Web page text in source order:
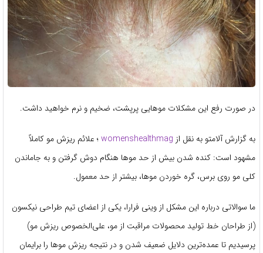
در صورت رفع این مشکلات موهایی پرپشت، ضخیم و نرم خواهید داشت.
به گزارش آلامتو به نقل از womenshealthmag؛ علائم ریزش مو کاملاً
مشهود است: کنده شدن بیش از حد موها هنگام دوش گرفتن و به جاماندن
کلی مو روی برس، گره خوردن موها، بیشتر از حد معمول.
ما سوالاتی درباره این مشکل از وینی فرارا، یکی از اعضای تیم طراحی نیکسون
(از طراحان خط تولید محصولات مراقبت از مو، علی‌الخصوص ریزش مو)
پرسیدیم تا عمده‌ترین دلایل ضعیف شدن و در نتیجه ریزش موها را برایمان